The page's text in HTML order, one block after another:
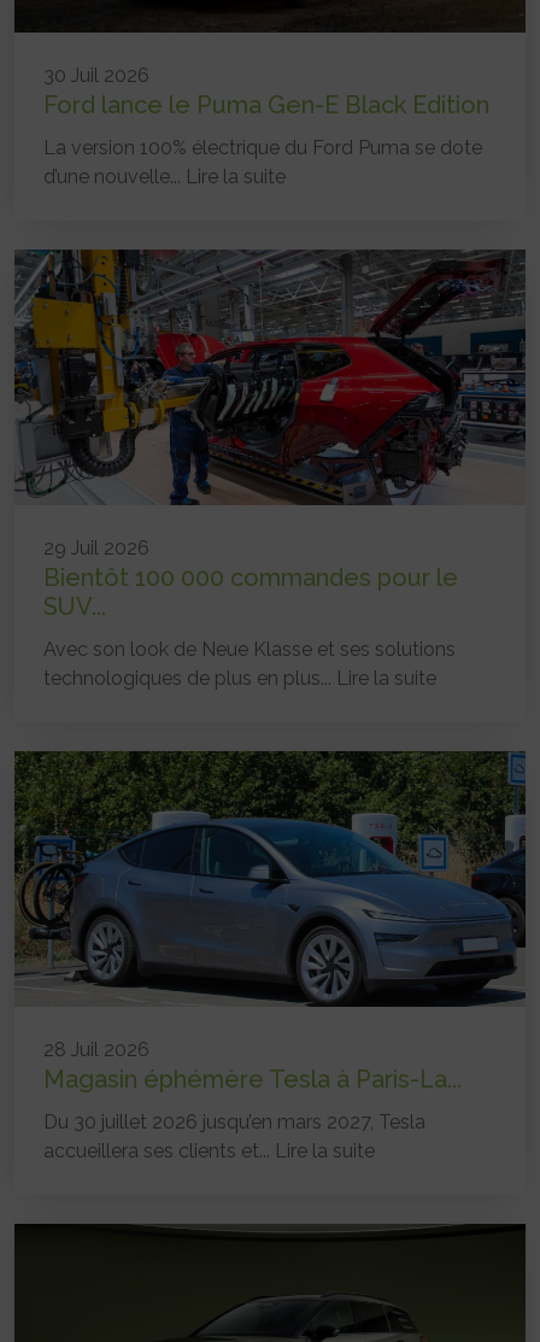
30 Juil 2026
Ford lance le Puma Gen-E Black Edition
La version 100% électrique du Ford Puma se dote
d’une nouvelle... Lire la suite
29 Juil 2026
Bientôt 100 000 commandes pour le
SUV...
Avec son look de Neue Klasse et ses solutions
technologiques de plus en plus... Lire la suite
28 Juil 2026
Magasin éphémère Tesla à Paris-La...
Du 30 juillet 2026 jusqu’en mars 2027, Tesla
accueillera ses clients et... Lire la suite